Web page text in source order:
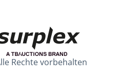
Rechte vorbehalten